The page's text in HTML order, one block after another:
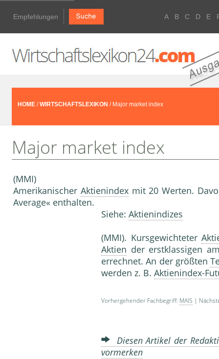
Empfehlungen A B C D E
HOME /WIRTSCHAFTSLEXIKON / Major market index
Major market index
(MMI)
Amerikanischer Aktienindexmit 20 Werten.
Average« enthalten.
Siehe: Aktienindizes
(MMI). Kursgewichteter
Aktien der erstklassigen
errechnet. An der größten
werden z. B. Aktienindex-
Vorhergehender Fachbegriff: MAIS |
Diesen Artikel der
vormerken